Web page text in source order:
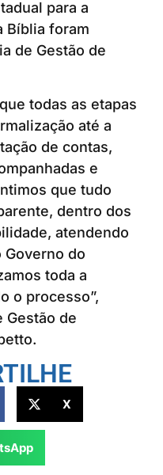
para a
Bíblia foram
de Gestão de
todas as etapas
até a
de contas,
e
que tudo
dentro dos
atendendo
Governo do
toda a
o processo”,
Gestão de
X